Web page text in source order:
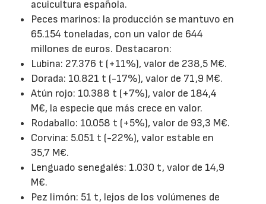
acuicultura española.
Peces marinos: la producción se mantuvo en
65.154 toneladas, con un valor de 644
millones de euros. Destacaron:
Lubina: 27.376 t (+11%), valor de 238,5 M€.
Dorada: 10.821 t (-17%), valor de 71,9 M€.
Atún rojo: 10.388 t (+7%), valor de 184,4
M€, la especie que más crece en valor.
Rodaballo: 10.058 t (+5%), valor de 93,3 M€.
Corvina: 5.051 t (-22%), valor estable en
35,7 M€.
Lenguado senegalés: 1.030 t, valor de 14,9
M€.
Pez limón: 51 t, lejos de los volúmenes de